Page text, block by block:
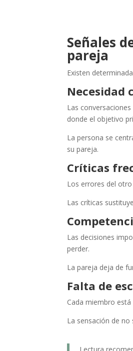
Señales
pareja
Existen
Necesidad
Las
donde el objetivo
La persona se
su pareja.
Críticas
Los errores del
Las críticas
Las decisiones
perder.
La pareja deja de
Falta de
Cada miembro
La sensación de